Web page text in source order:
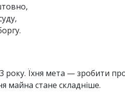
року. Їхня мета — зробити
майна стане складніше.